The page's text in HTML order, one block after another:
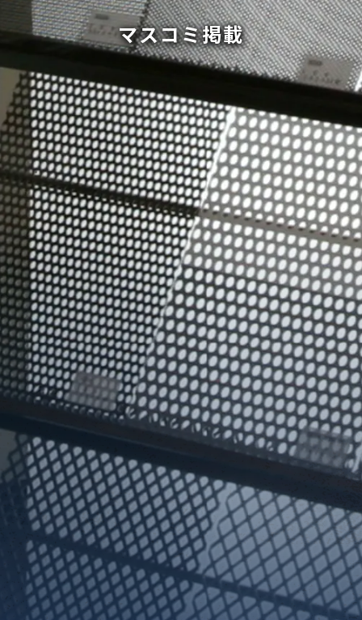
マスコミ掲載